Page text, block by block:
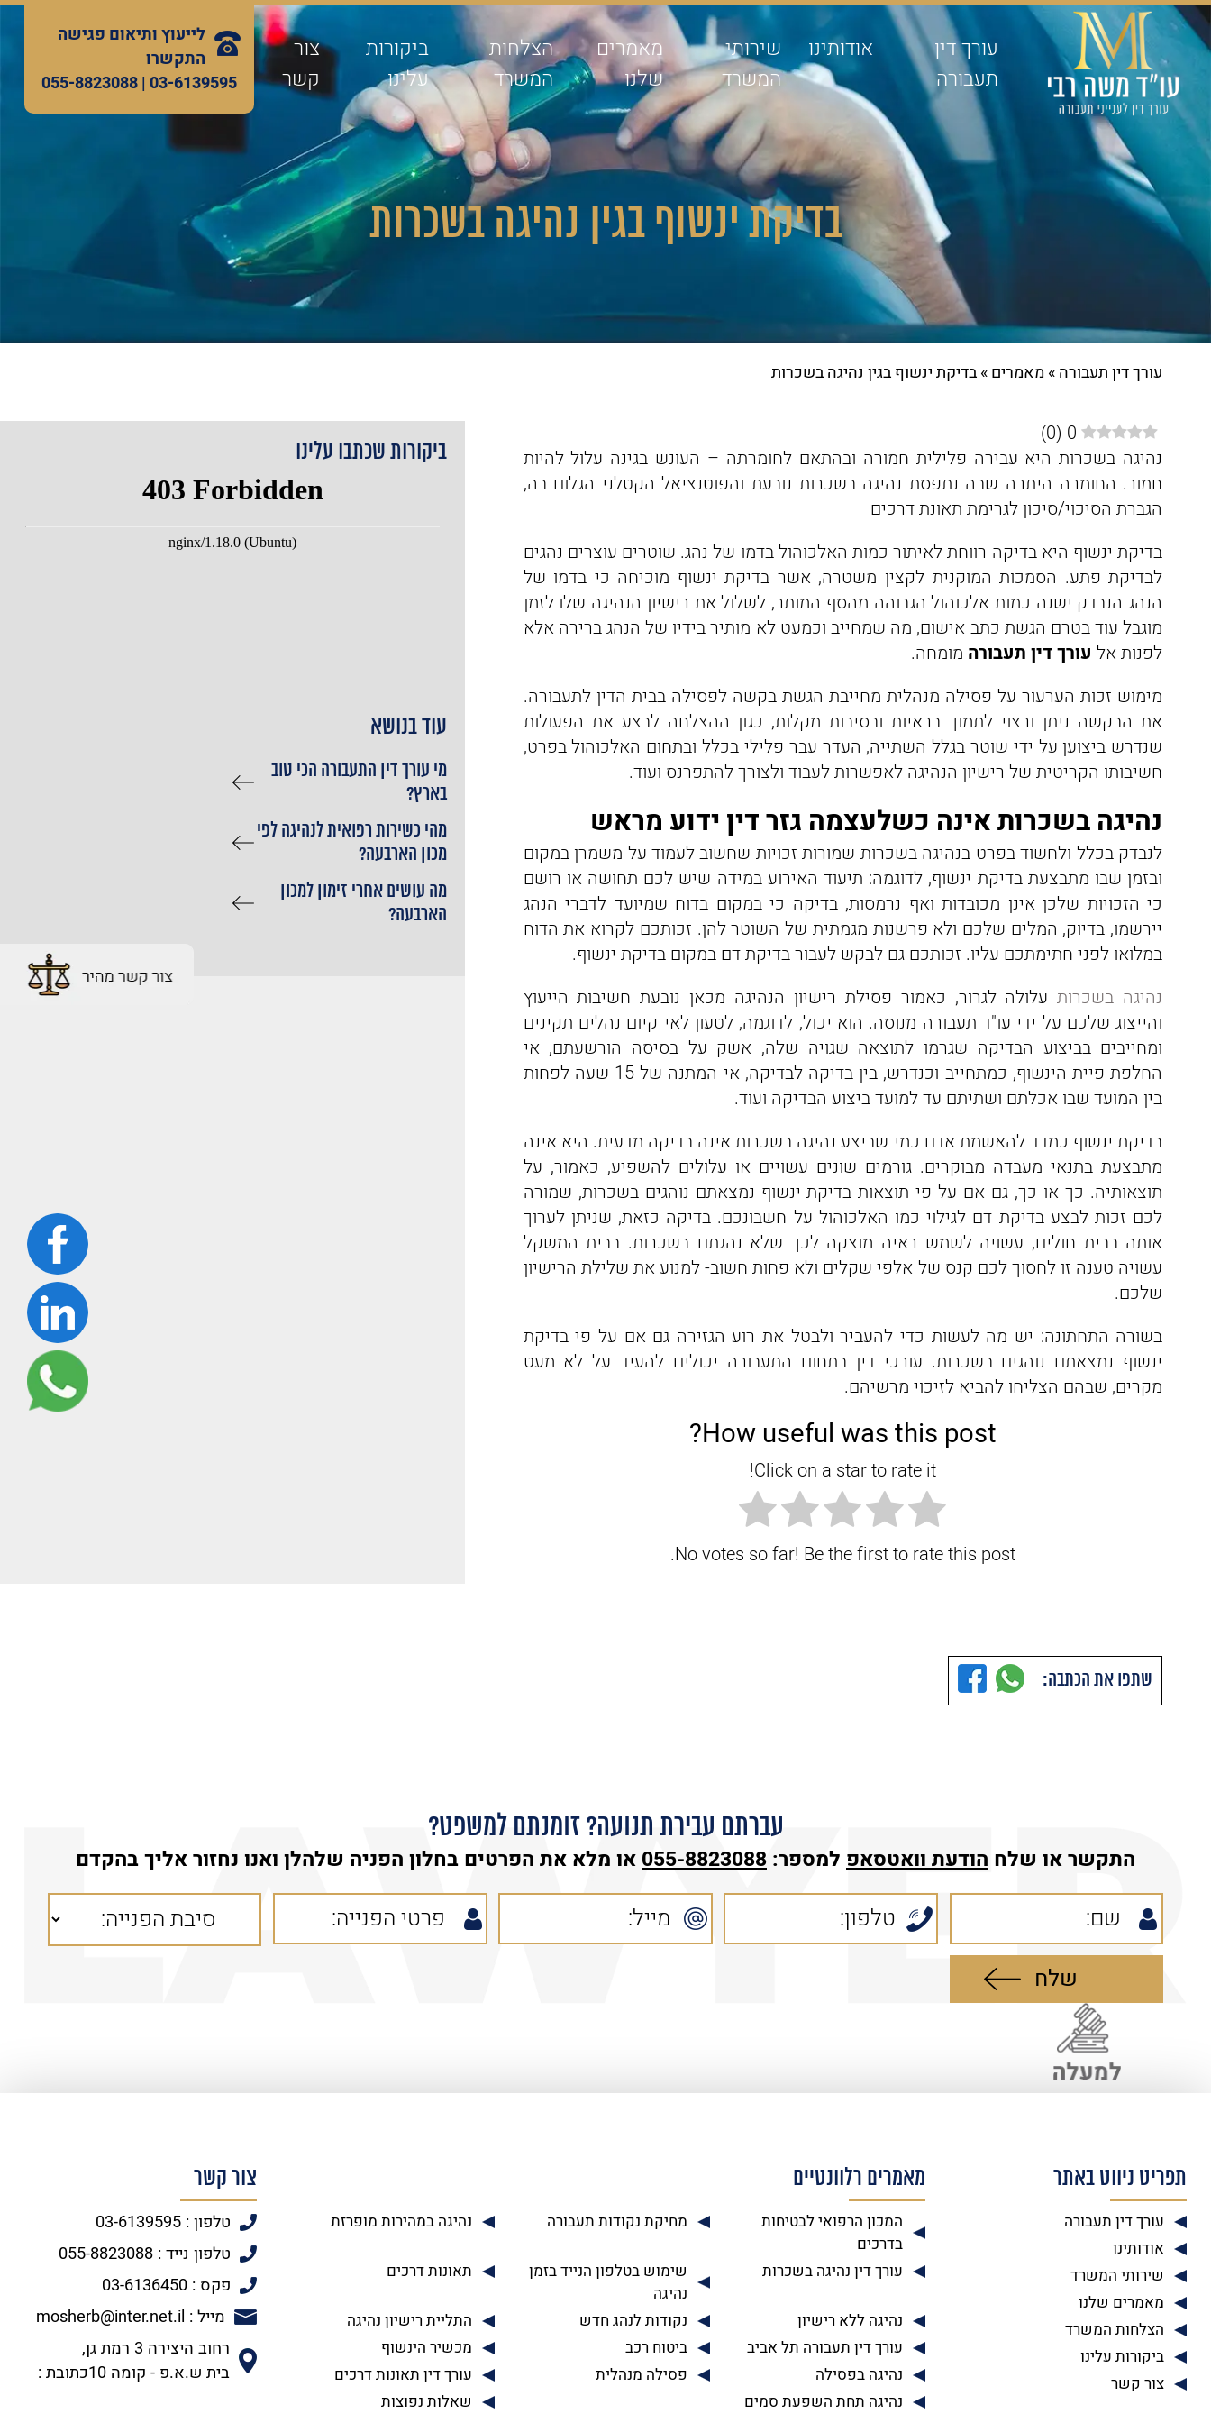
עורך דין
תעבורה
אודותינו
שירותי
המשרד
מאמרים
שלנו
הצלחות
המשרד
ביקורות
עלינו
צור
קשר
לייעוץ ותיאום פגישה
התקשרו
03-6139595 |
055-8823088
בדיקת ינשוף בגין נהיגה בשכרות
עורך דין תעבורה» מאמרים»בדיקת ינשוף בגין נהיגה בשכרות
0
(
0
)
נהיגה בשכרות היא עבירה פלילית חמורה ובהתאם לחומרתה – העונש בגינה עלול להיות
חמור. החומרה היתרה שבה נתפסת נהיגה בשכרות נובעת והפוטנציאל הקטלני הגלום בה,
הגברת הסיכוי/סיכון לגרימת תאונת דרכים
בדיקת ינשוף היא בדיקה רווחת לאיתור כמות האלכוהול בדמו של נהג. שוטרים עוצרים נהגים
לבדיקת פתע. הסמכות המוקנית לקצין משטרה, אשר בדיקת ינשוף מוכיחה כי בדמו של
הנהג הנבדק ישנה כמות אלכוהול הגבוהה מהסף המותר, לשלול את רישיון הנהיגה שלו לזמן
מוגבל עוד בטרם הגשת כתב אישום, מה שמחייב וכמעט לא מותיר בידיו של הנהג ברירה אלא
לפנות אל עורך דין תעבורה מומחה.
מימוש זכות הערעור על פסילה מנהלית מחייבת הגשת בקשה לפסילה בבית הדין לתעבורה.
את הבקשה ניתן ורצוי לתמוך בראיות ובסיבות מקלות, כגון ההצלחה לבצע את הפעולות
שנדרש ביצוען על ידי שוטר בגלל השתייה, העדר עבר פלילי בכלל ובתחום האלכוהול בפרט,
חשיבותו הקריטית של רישיון הנהיגה לאפשרות לעבוד ולצורך להתפרנס ועוד.
נהיגה בשכרות אינה כשלעצמה גזר דין ידוע מראש
לנבדק בכלל ולחשוד בפרט בנהיגה בשכרות שמורות זכויות שחשוב לעמוד על משמרן במקום
ובזמן שבו מתבצעת בדיקת ינשוף, לדוגמה: תיעוד האירוע במידה שיש לכם תחושה או רושם
כי הזכויות שלכן אינן מכובדות ואף נרמסות, בדיקה כי במקום בדוח שמיועד לדברי הנהג
יירשמו, בדיוק, המלים שלכם ולא פרשנות מגמתית של השוטר להן. זכותכם לקרוא את הדוח
במלואו לפני חתימתכם עליו. זכותכם גם לבקש לעבור בדיקת דם במקום בדיקת ינשוף.
נהיגה בשכרותעלולה לגרור, כאמור פסילת רישיון הנהיגה מכאן נובעת חשיבות הייעוץ
והייצוג שלכם על ידי עו"ד תעבורה מנוסה. הוא יכול, לדוגמה, לטעון לאי קיום נהלים תקינים
ומחייבים בביצוע הבדיקה שגרמו לתוצאה שגויה שלה, אשק על בסיסה הורשעתם, אי
החלפת פיית הינשוף, כמתחייב וכנדרש, בין בדיקה לבדיקה, אי המתנה של 15 שעה לפחות
בין המועד שבו אכלתם ושתיתם עד למועד ביצוע הבדיקה ועוד.
בדיקת ינשוף כמדד להאשמת אדם כמי שביצע נהיגה בשכרות אינה בדיקה מדעית. היא אינה
מתבצעת בתנאי מעבדה מבוקרים. גורמים שונים עשויים או עלולים להשפיע, כאמור, על
תוצאותיה. כך או כך, גם אם על פי תוצאות בדיקת ינשוף נמצאתם נוהגים בשכרות, שמורה
לכם זכות לבצע בדיקת דם לגילוי כמו האלכוהול על חשבונכם. בדיקה כזאת, שניתן לערוך
אותה בבית חולים, עשויה לשמש ראיה מוצקה לכך שלא נהגתם בשכרות. בבית המשקל
עשויה טענה זו לחסוך לכם קנס של אלפי שקלים ולא פחות חשוב- למנוע את שלילת הרישיון
שלכם.
בשורה התחתונה: יש מה לעשות כדי להעביר ולבטל את רוע הגזירה גם אם על פי בדיקת
ינשוף נמצאתם נוהגים בשכרות. עורכי דין בתחום התעבורה יכולים להעיד על לא מעט
מקרים, שבהם הצליחו להביא לזיכוי מרשיהם.
How useful was this post?
Click on a star to rate it!
No votes so far! Be the first to rate this post.
ביקורות שכתבו עלינו
עוד בנושא
מי עורך דין התעבורה הכי טוב
בארץ?
מהי כשירות רפואית לנהיגה לפי
מכון הארבעה?
מה עושים אחרי זימון למכון
הארבעה?
שתפו את הכתבה:
עברתם עבירת תנועה? זומנתם למשפט?
התקשר או שלח הודעת וואטסאפ למספר: 055-8823088 או מלא את הפרטים בחלון הפניה שלהלן ואנו נחזור אליך בהקדם
תפריט ניווט באתר
עורך דין תעבורה
אודותינו
שירותי המשרד
מאמרים שלנו
הצלחות המשרד
ביקורות עלינו
צור קשר
מאמרים רלוונטיים
המכון הרפואי לבטיחות
בדרכים
מחיקת נקודות תעבורה נהיגה במהירות מופרזת
עורך דין נהיגה בשכרות
שימוש בטלפון הנייד בזמן
נהיגה
תאונות דרכים
נהיגה ללא רישיון נקודות לנהג חדש
התליית רישיון נהיגה
עורך דין תעבורה תל אביב
ביטוח רכב
מכשיר הינשוף
נהיגה בפסילה
פסילה מנהלית
עורך דין תאונות דרכים
נהיגה תחת השפעת סמים
שאלות נפוצות
צור קשר
טלפון : 03-6139595
טלפון נייד : 055-8823088
פקס : 03-6136450
מייל : mosherb@inter.net.il
רחוב היצירה 3 רמת גן,
בית ש.א.פ - קומה 10כתובת :